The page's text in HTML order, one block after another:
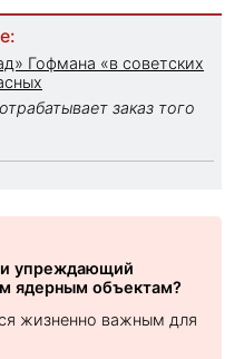
Гофмана «в советских
заказ того
упреждающий
ядерным объектам?
жизненно важным для